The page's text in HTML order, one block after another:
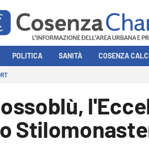
POLITICA SANITÀ COSENZA